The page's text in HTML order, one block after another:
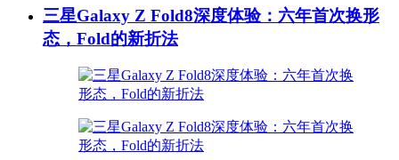
三星Galaxy Z Fold8深度体验：六年首次换形
态，Fold的新折法